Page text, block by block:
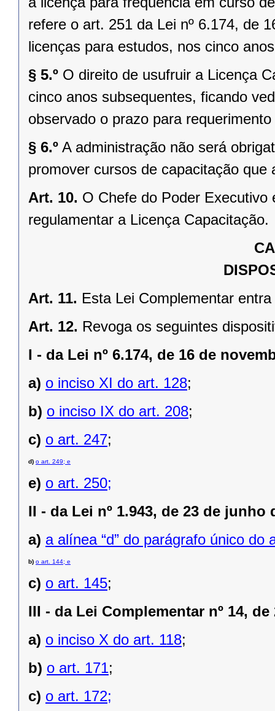
refere o art. 251 da Lei nº 6.174, de
licenças para estudos, nos cinco
§ 5.º O direito de usufruir a Licença
cinco anos subsequentes, ficando
observado o prazo para
§ 6.º A administração não será
promover cursos de capacitação
Art. 10. O Chefe do Poder Executivo
regulamentar a Licença Capacitação.
Art. 11. Esta Lei Complementar
Art. 12. Revoga os seguintes
I - da Lei nº 6.174, de 16 de
a) o inciso XI do art. 128;
b) o inciso IX do art. 208;
c) o art. 247;
d) o art. 249; e
e) o art. 250;
II - da Lei nº 1.943, de 23 de junho
a) a alínea “d” do parágrafo único do
b) o art. 144; e
c) o art. 145;
III - da Lei Complementar nº 14,
a) o inciso X do art. 118;
b) o art. 171;
c) o art. 172;